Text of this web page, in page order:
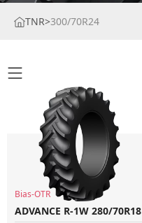
TNR>300/70R24
Bias-OTR
ADVANCE R-1W 280/70R18